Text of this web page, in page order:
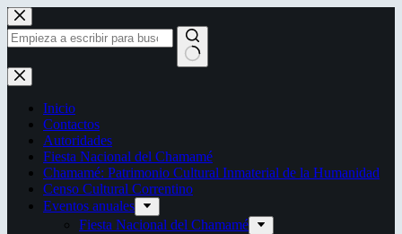
Saltar
al
contenido
Sin
resultados
Inicio
Contactos
Autoridades
Fiesta Nacional del Chamamé
Chamamé: Patrimonio Cultural Inmaterial de la Humanidad
Censo Cultural Correntino
Eventos anuales
Fiesta Nacional del Chamamé